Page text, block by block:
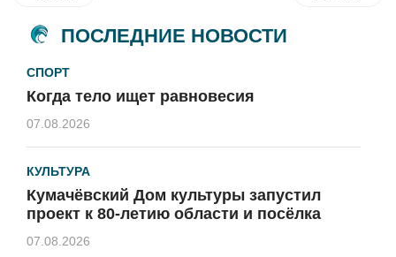
ПОСЛЕДНИЕ НОВОСТИ
СПОРТ
Когда тело ищет равновесия
07.08.2026
КУЛЬТУРА
Кумачёвский Дом культуры запустил
проект к 80-летию области и посёлка
07.08.2026